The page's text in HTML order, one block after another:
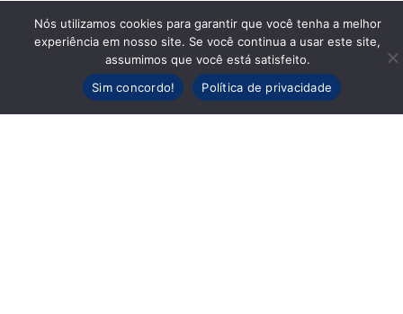
Nós utilizamos cookies para garantir que você tenha a melhor
experiência em nosso site. Se você continua a usar este site,
assumimos que você está satisfeito.
Sim concordo!
Política de privacidade